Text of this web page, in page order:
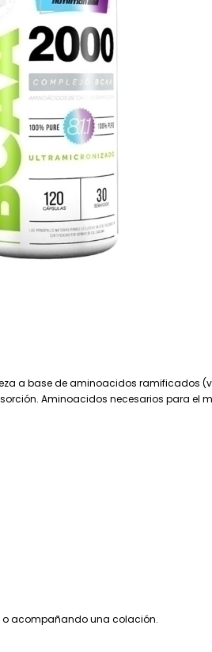
a base de aminoacidos ramificados
Aminoacidos necesarios para el
o acompañando una colación.